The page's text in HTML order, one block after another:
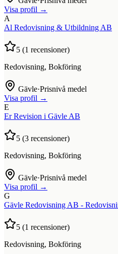
Visa profil →
A
Al Redovisning & Utbildning AB
5 (1 recensioner)
Redovisning, Bokföring
Gävle·Prisnivå medel
Visa profil →
E
Er Revision i Gävle AB
5 (3 recensioner)
Redovisning, Bokföring
Gävle·Prisnivå medel
Visa profil →
G
Gävle Redovisning AB -
5 (1 recensioner)
Redovisning, Bokföring